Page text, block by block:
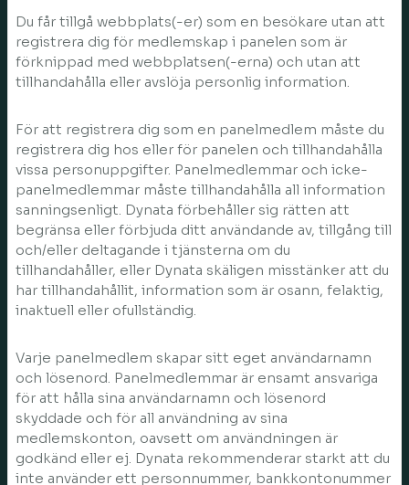
Du får tillgå webbplats(-er) som en besökare utan att
registrera dig för medlemskap i panelen som är
förknippad med webbplatsen(-erna) och utan att
tillhandahålla eller avslöja personlig information.
För att registrera dig som en panelmedlem måste du
registrera dig hos eller för panelen och tillhandahålla
vissa personuppgifter. Panelmedlemmar och icke-
panelmedlemmar måste tillhandahålla all information
sanningsenligt. Dynata förbehåller sig rätten att
begränsa eller förbjuda ditt användande av, tillgång till
och/eller deltagande i tjänsterna om du
tillhandahåller, eller Dynata skäligen misstänker att du
har tillhandahållit, information som är osann, felaktig,
inaktuell eller ofullständig.
Varje panelmedlem skapar sitt eget användarnamn
och lösenord. Panelmedlemmar är ensamt ansvariga
för att hålla sina användarnamn och lösenord
skyddade och för all användning av sina
medlemskonton, oavsett om användningen är
godkänd eller ej. Dynata rekommenderar starkt att du
inte använder ett personnummer, bankkontonummer